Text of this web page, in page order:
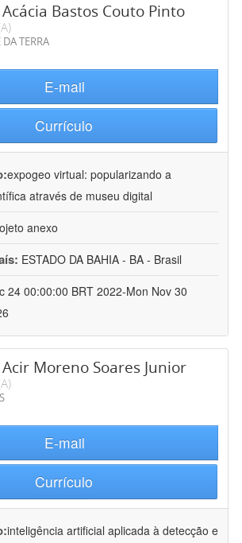
Acácia Bastos Couto Pinto
DA TERRA
E-mail
Currículo
expogeo virtual: popularizando a
através de museu digital
anexo
ESTADO DA BAHIA - BA - Brasil
24 00:00:00 BRT 2022-Mon Nov 30
Acir Moreno Soares Junior
E-mail
Currículo
inteligência artificial aplicada à detecção e